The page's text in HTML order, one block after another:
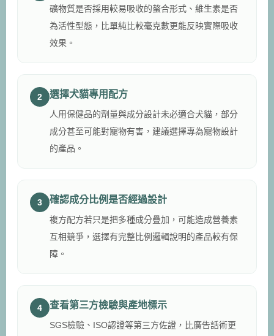
礦物質是否採用較易吸收的螯合形式、維生素是否
為活性型態，比單純比較毫克數更能反映實際吸收
效果。
2 選擇犬貓專用配方
人用保健品的劑量與成分設計未必適合犬貓，部分
成分甚至可能對寵物有害，建議選擇專為寵物設計
的產品。
3 確認成分比例是否經過設計
複方配方若只是把多種成分疊加，可能造成營養素
互相競爭，選擇有完整比例邏輯說明的產品較有保
障。
4 查看第三方檢驗與產地標示
SGS檢驗、ISO認證等第三方佐證，比廣告話術更